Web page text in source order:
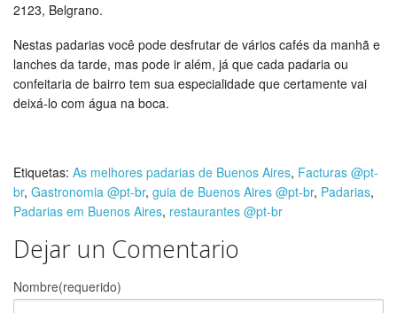
2123, Belgrano.
Nestas padarias você pode desfrutar de vários cafés da manhã e
lanches da tarde, mas pode ir além, já que cada padaria ou
confeitaria de bairro tem sua especialidade que certamente vai
deixá-lo com água na boca.
Etiquetas: As melhores padarias de Buenos Aires, Facturas @pt-
br, Gastronomia @pt-br, guia de Buenos Aires @pt-br, Padarias,
Padarias em Buenos Aires, restaurantes @pt-br
Dejar un Comentario
Nombre(requerido)